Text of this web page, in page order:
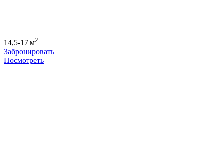
14,5-17 м2
Забронировать
Посмотреть